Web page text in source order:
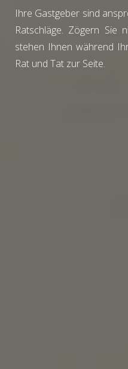
Ihre Gastgeber sind
Ratschläge. Zögern Sie
stehen Ihnen während
Rat und Tat zur Seite.